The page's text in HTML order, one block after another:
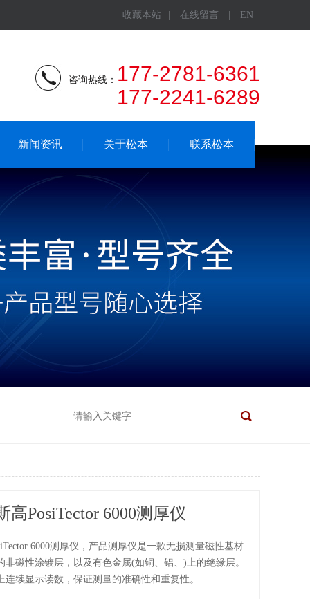
收藏本站 在线留言 EN
咨询热线： 177-2781-6361
177-2241-6289
新闻资讯 关于松本 联系松本
高PosiTector 6000测厚仪
6000测厚仪，产品测厚仪是一款无损测量磁性基材
非磁性涂镀层，以及有色金属(如铜、铝、)上的绝缘层。
连续显示读数，保证测量的准确性和重复性。